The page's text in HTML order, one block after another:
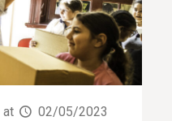
at 02/05/2023